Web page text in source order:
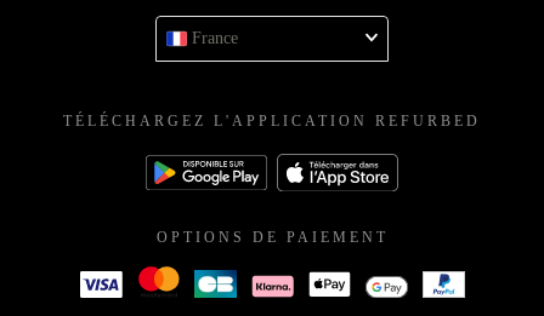
France
TÉLÉCHARGEZ L'APPLICATION REFURBED
OPTIONS DE PAIEMENT